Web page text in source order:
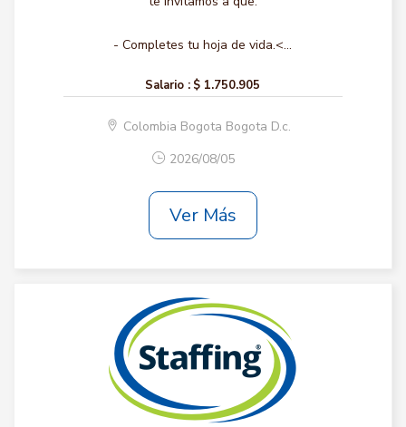
- Completes tu hoja de vida.<...
Salario : $ 1.750.905
Colombia Bogota Bogota D.c.
2026/08/05
Ver Más